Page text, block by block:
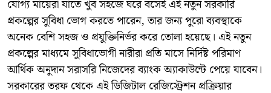
যোগ্য মায়েরা যাতে খুব সহজে ঘরে বসেই এই নতুন সরকারি
প্রকল্পের সুবিধা ভোগ করতে পারেন, তার জন্য পুরো ব্যবস্থাকে
অনেক বেশি সহজ ও প্রযুক্তিনির্ভর করে তোলা হয়েছে। এই নতুন
প্রকল্পের মাধ্যমে সুবিধাভোগী নারীরা প্রতি মাসে নির্দিষ্ট পরিমাণ
আর্থিক অনুদান সরাসরি নিজেদের ব্যাংক অ্যাকাউন্টে পেয়ে যাবেন।
সরকারের তরফ থেকে এই ডিজিটাল রেজিস্ট্রেশন প্রক্রিয়ার